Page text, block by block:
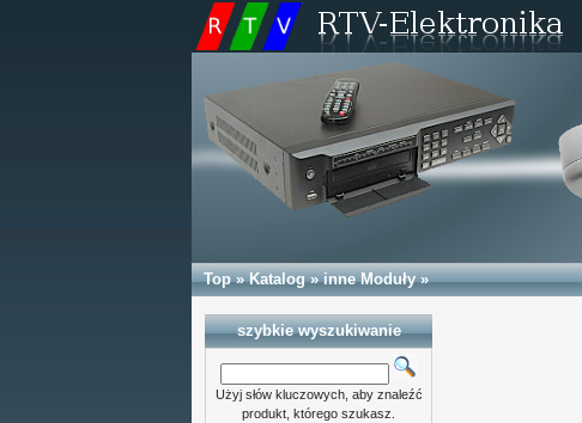
Top»Katalog»inne Moduły»
szybkie wyszukiwanie
Użyj słów kluczowych, aby znaleźć
produkt, którego szukasz.